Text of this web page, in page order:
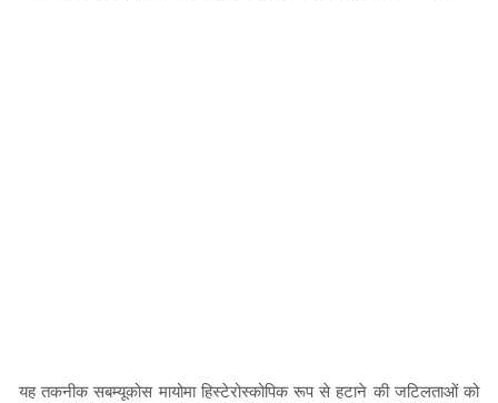
यह तकनीक सबम्यूकोस मायोमा हिस्टेरोस्कोपिक रूप से हटाने की जटिलताओं को